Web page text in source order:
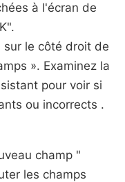
à l'écran de
sur le côté droit de
». Examinez la
pour voir si
ou incorrects .
champ "
les champs